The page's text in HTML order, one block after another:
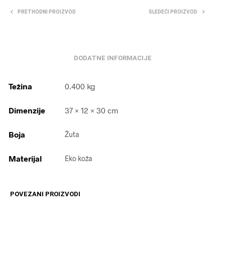
PRETHODNI PROIZVOD SLEDEĆI PROIZVOD
DODATNE INFORMACIJE
Težina 0.400 kg
Dimenzije 37 × 12 × 30 cm
Boja Žuta
Materijal Eko koža
POVEZANI PROIZVODI